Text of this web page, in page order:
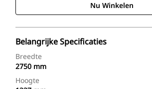
Nu Winkelen
Belangrijke Specificaties
Breedte
2750 mm
Hoogte